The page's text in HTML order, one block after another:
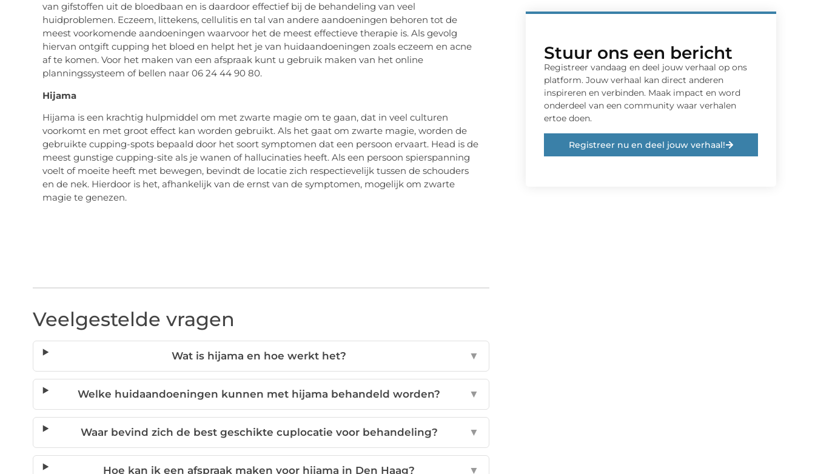
van gifstoffen uit de bloedbaan en is daardoor effectief bij de behandeling van veel
huidproblemen. Eczeem, littekens, cellulitis en tal van andere aandoeningen behoren tot de
meest voorkomende aandoeningen waarvoor het de meest effectieve therapie is. Als gevolg
hiervan ontgift cupping het bloed en helpt het je van huidaandoeningen zoals eczeem en acne
af te komen. Voor het maken van een afspraak kunt u gebruik maken van het online
planningssysteem of bellen naar 06 24 44 90 80.
Hijama
Hijama is een krachtig hulpmiddel om met zwarte magie om te gaan, dat in veel culturen
voorkomt en met groot effect kan worden gebruikt. Als het gaat om zwarte magie, worden de
gebruikte cupping-spots bepaald door het soort symptomen dat een persoon ervaart. Head is de
meest gunstige cupping-site als je wanen of hallucinaties heeft. Als een persoon spierspanning
voelt of moeite heeft met bewegen, bevindt de locatie zich respectievelijk tussen de schouders
en de nek. Hierdoor is het, afhankelijk van de ernst van de symptomen, mogelijk om zwarte
magie te genezen.
Veelgestelde vragen
Wat is hijama en hoe werkt het? ▼
Welke huidaandoeningen kunnen met hijama behandeld worden? ▼
Waar bevind zich de best geschikte cuplocatie voor behandeling? ▼
Hoe kan ik een afspraak maken voor hijama in Den Haag? ▼
Stuur ons een bericht
Registreer vandaag en deel jouw verhaal op ons
platform. Jouw verhaal kan direct anderen
inspireren en verbinden. Maak impact en word
onderdeel van een community waar verhalen
ertoe doen.
Registreer nu en deel jouw verhaal!